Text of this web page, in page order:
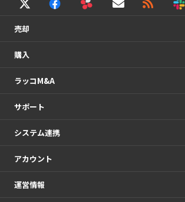
売却
購入
ラッコM&A
サポート
システム連携
アカウント
運営情報